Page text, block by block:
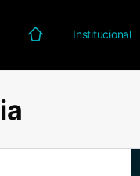
Página inicial
Institucional